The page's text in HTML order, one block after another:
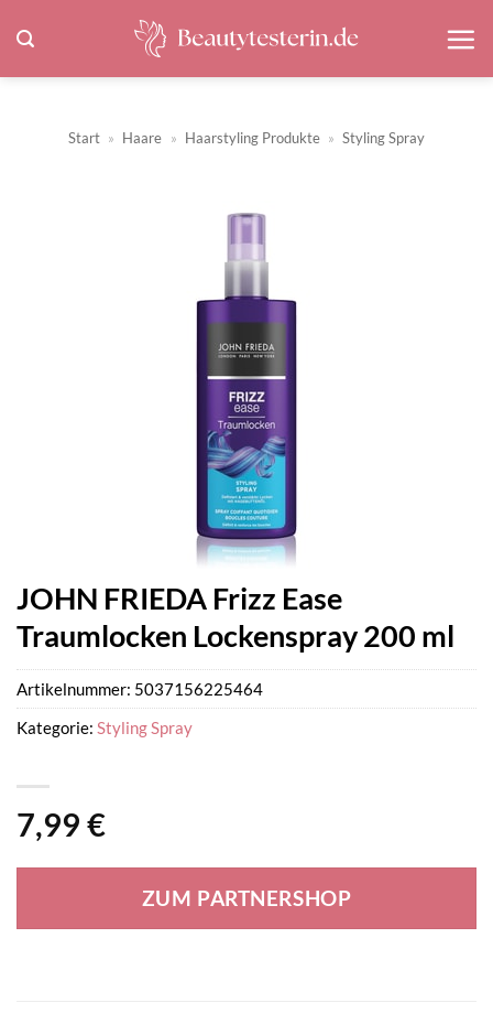
Inhalt
springen
Start » Haare » Haarstyling Produkte » Styling Spray
JOHN FRIEDA Frizz Ease
Traumlocken Lockenspray 200 ml
7,99 €
ZUM PARTNERSHOP
Artikelnummer: 5037156225464
Kategorie: Styling Spray